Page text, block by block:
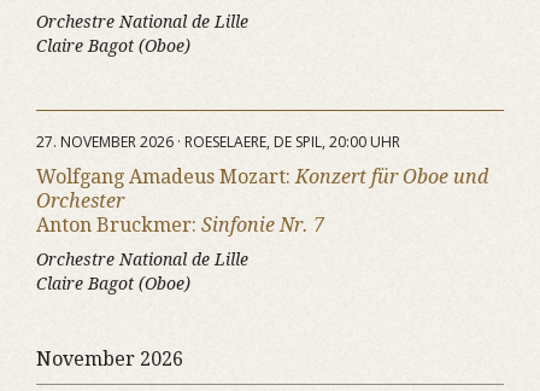
Orchestre National de Lille
Claire Bagot (Oboe)
27. NOVEMBER 2026 · ROESELAERE, DE SPIL, 20:00 UHR
Wolfgang Amadeus Mozart:Konzert für Oboe und
Orchester
Anton Bruckmer: Sinfonie Nr. 7
Orchestre National de Lille
Claire Bagot (Oboe)
November 2026